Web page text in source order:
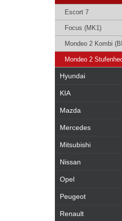
Escort 7
Focus (MK1)
Mondeo 2 Kombi
Mondeo 2
Hyundai
KIA
Mazda
Mercedes
Mitsubishi
Nissan
Opel
Peugeot
Renault